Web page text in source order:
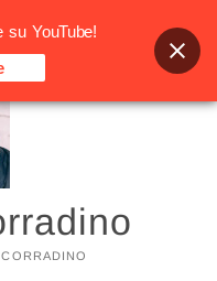
su YouTube!